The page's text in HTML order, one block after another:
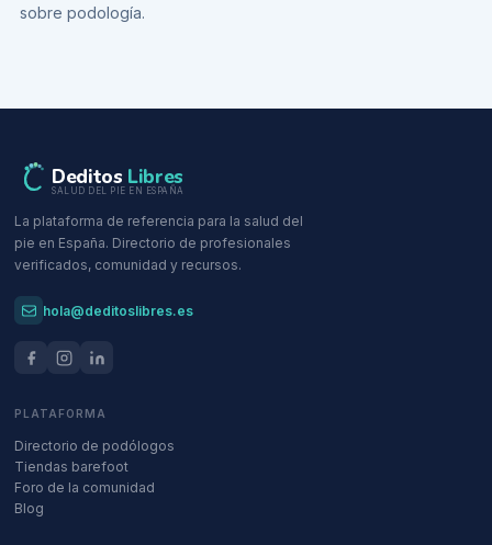
sobre podología.
Deditos Libres
SALUD DEL PIE EN ESPAÑA
La plataforma de referencia para la salud del
pie en España. Directorio de profesionales
verificados, comunidad y recursos.
hola@deditoslibres.es
PLATAFORMA
Directorio de podólogos
Tiendas barefoot
Foro de la comunidad
Blog